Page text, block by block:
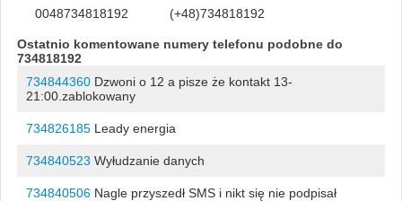
0048734818192 (+48)734818192
Ostatnio komentowane numery telefonu podobne do
734818192
734844360Dzwoni o 12 a pisze że kontakt 13-
21:00.zablokowany
734826185Leady energia
734840523 Wyłudzanie danych
734840506Nagle przyszedł SMS i nikt się nie podpisał